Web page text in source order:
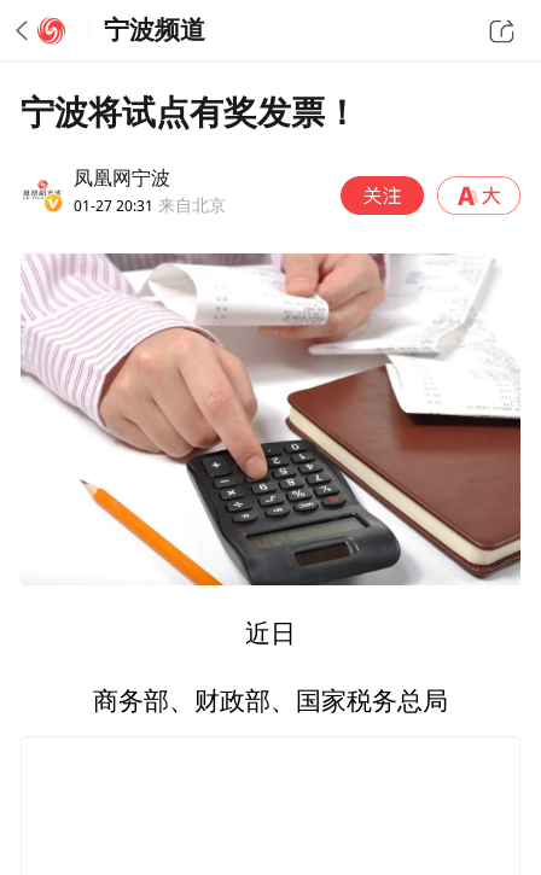
宁波频道
宁波将试点有奖发票！
凤凰网宁波
01-27 20:31 来自北京
近日
商务部、财政部、国家税务总局